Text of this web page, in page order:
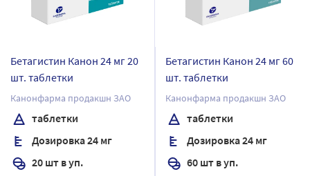
Бетагистин Канон 24 мг 20
шт. таблетки
Канонфарма продакшн ЗАО
таблетки
Дозировка 24 мг
20 шт в уп.
Бетагистин Канон 24 мг 60
шт. таблетки
Канонфарма продакшн ЗАО
таблетки
Дозировка 24 мг
60 шт в уп.